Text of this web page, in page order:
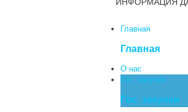
Главная
Главная
О нас
Гос. закупки
Гос. закупки